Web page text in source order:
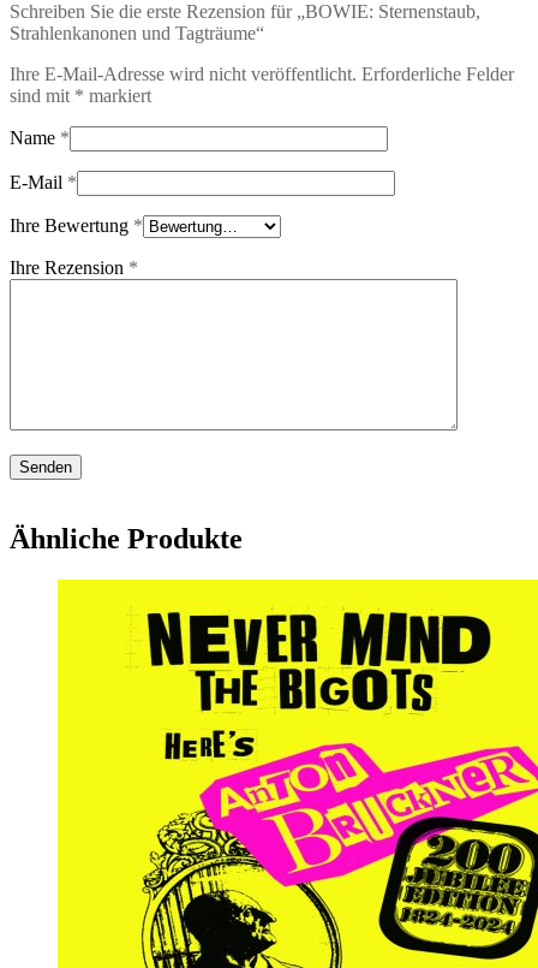
Schreiben Sie die erste Rezension für „BOWIE: Sternenstaub,
Strahlenkanonen und Tagträume“
Ihre E-Mail-Adresse wird nicht veröffentlicht. Erforderliche Felder
sind mit * markiert
Name *
E-Mail *
Ihre Bewertung *
Ihre Rezension *
Ähnliche Produkte